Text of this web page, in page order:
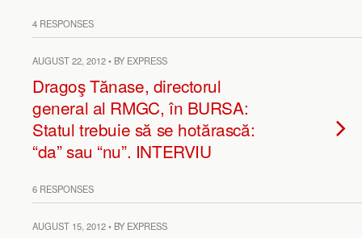
4 RESPONSES
AUGUST 22, 2012 • BY EXPRESS
Dragoş Tănase, directorul
general al RMGC, în BURSA:
Statul trebuie să se hotărască:
“da” sau “nu”. INTERVIU
6 RESPONSES
AUGUST 15, 2012 • BY EXPRESS